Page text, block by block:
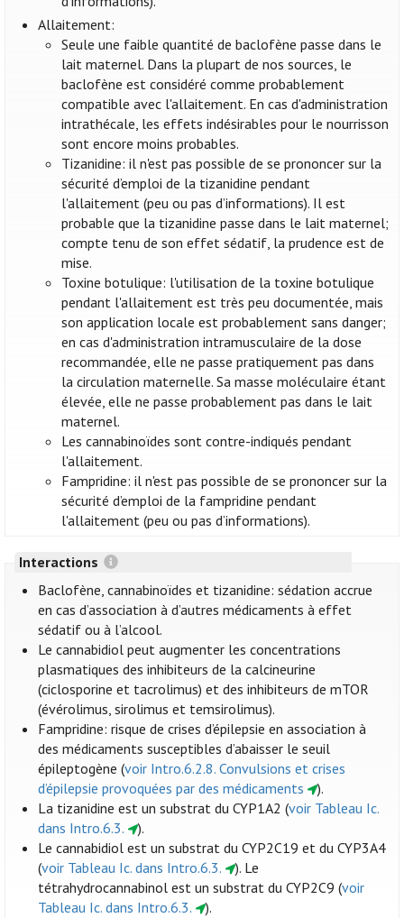
Allaitement:
Seule une faible quantité de baclofène passe dans le
lait maternel. Dans la plupart de nos sources, le
baclofène est considéré comme probablement
compatible avec l'allaitement. En cas d'administration
intrathécale, les effets indésirables pour le nourrisson
sont encore moins probables.
Tizanidine: il n'est pas possible de se prononcer sur la
sécurité d’emploi de la tizanidine pendant
l'allaitement (peu ou pas d’informations). Il est
probable que la tizanidine passe dans le lait maternel;
compte tenu de son effet sédatif, la prudence est de
mise.
Toxine botulique: l'utilisation de la toxine botulique
pendant l'allaitement est très peu documentée, mais
son application locale est probablement sans danger;
en cas d'administration intramusculaire de la dose
recommandée, elle ne passe pratiquement pas dans
la circulation maternelle. Sa masse moléculaire étant
élevée, elle ne passe probablement pas dans le lait
maternel.
Les cannabinoïdes sont contre-indiqués pendant
l'allaitement.
Fampridine: il n'est pas possible de se prononcer sur la
sécurité d’emploi de la fampridine pendant
l'allaitement (peu ou pas d’informations).
Interactions
Baclofène, cannabinoïdes et tizanidine: sédation accrue
en cas d’association à d’autres médicaments à effet
sédatif ou à l’alcool.
Le cannabidiol peut augmenter les concentrations
plasmatiques des inhibiteurs de la calcineurine
(ciclosporine et tacrolimus) et des inhibiteurs de mTOR
(évérolimus, sirolimus et temsirolimus).
Fampridine: risque de crises d’épilepsie en association à
des médicaments susceptibles d’abaisser le seuil
épileptogène (voir Intro.6.2.8. Convulsions et crises
d’épilepsie provoquées par des médicaments
).
La tizanidine est un substrat du CYP1A2 (voir Tableau Ic.
dans Intro.6.3.
).
Le cannabidiol est un substrat du CYP2C19 et du CYP3A4
(voir Tableau Ic. dans Intro.6.3.
). Le
tétrahydrocannabinol est un substrat du CYP2C9 (voir
Tableau Ic. dans Intro.6.3.
).